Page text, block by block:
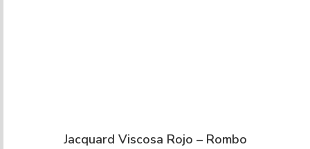
Jacquard Viscosa Rojo – Rombo